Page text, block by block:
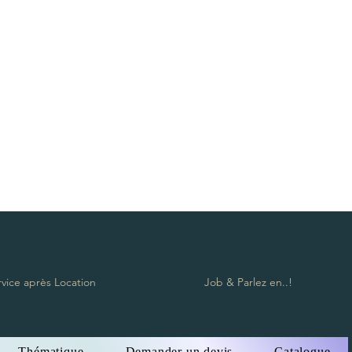
Nidwalden, Vermietung von Möbeln Obwalden, Vermietung
von Möbeln Waadt Möbel, Sion Möbelverleih, Zug Möbelverleih,
Sofa, Hocker, Barockmöbel, Vintage-Möbel, Roter Teppich,
Barhocker, Kerzenhalter, Vase, Beleuchtung, Teelichthalter,
après Location Job & Parlez en..!